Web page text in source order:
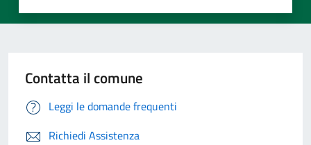
Contatta il comune
Leggi le domande frequenti
Richiedi Assistenza